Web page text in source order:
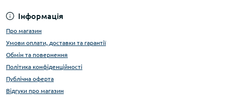
Інформація
Про магазин
Умови оплати, доставки та гарантії
Обмін та повернення
Політика конфіденційності
Публічна оферта
Відгуки про магазин